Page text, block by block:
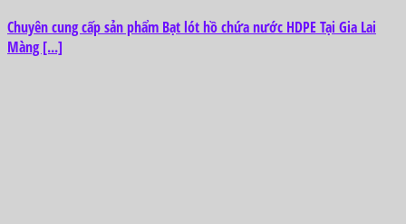
Chuyên cung cấp sản phẩm Bạt lót hồ chứa nước HDPE Tại Gia Lai
Màng [...]